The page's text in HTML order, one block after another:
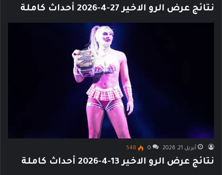
نتائج عرض الرو الاخير 27-4-2026 أحداث كاملة
أبريل 21, 2026 0
548
نتائج عرض الرو الاخير 13-4-2026 أحداث كاملة